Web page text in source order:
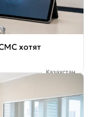
хотят
Казахстан